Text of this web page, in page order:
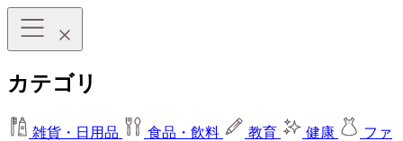
カテゴリ
雑貨・日用品 食品・飲料 教育 健康
ファ